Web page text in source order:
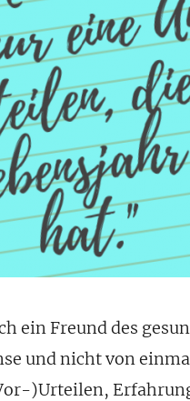
ein Freund des
und nicht von
)Urteilen,